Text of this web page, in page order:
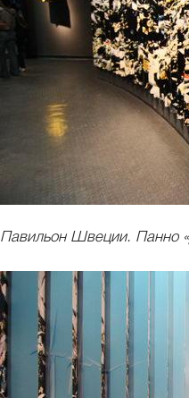
Павильон Швеции. Панно